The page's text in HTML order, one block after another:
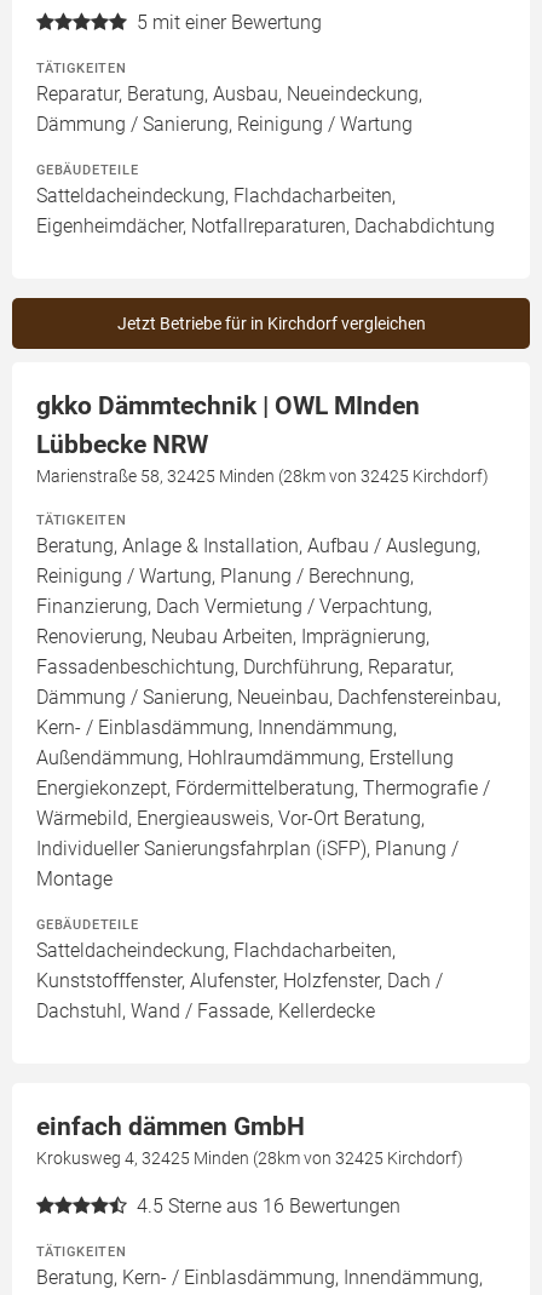
5 mit einer Bewertung
TÄTIGKEITEN
Reparatur, Beratung, Ausbau, Neueindeckung,
Dämmung / Sanierung, Reinigung / Wartung
GEBÄUDETEILE
Satteldacheindeckung, Flachdacharbeiten,
Eigenheimdächer, Notfallreparaturen, Dachabdichtung
Jetzt Betriebe für in Kirchdorf vergleichen
gkko Dämmtechnik | OWL MInden
Lübbecke NRW
Marienstraße 58, 32425 Minden (28km von 32425 Kirchdorf)
TÄTIGKEITEN
Beratung, Anlage & Installation, Aufbau / Auslegung,
Reinigung / Wartung, Planung / Berechnung,
Finanzierung, Dach Vermietung / Verpachtung,
Renovierung, Neubau Arbeiten, Imprägnierung,
Fassadenbeschichtung, Durchführung, Reparatur,
Dämmung / Sanierung, Neueinbau, Dachfenstereinbau,
Kern- / Einblasdämmung, Innendämmung,
Außendämmung, Hohlraumdämmung, Erstellung
Energiekonzept, Fördermittelberatung, Thermografie /
Wärmebild, Energieausweis, Vor-Ort Beratung,
Individueller Sanierungsfahrplan (iSFP), Planung /
Montage
GEBÄUDETEILE
Satteldacheindeckung, Flachdacharbeiten,
Kunststofffenster, Alufenster, Holzfenster, Dach /
Dachstuhl, Wand / Fassade, Kellerdecke
einfach dämmen GmbH
Krokusweg 4, 32425 Minden (28km von 32425 Kirchdorf)
4.5 Sterne aus 16 Bewertungen
TÄTIGKEITEN
Beratung, Kern- / Einblasdämmung, Innendämmung,